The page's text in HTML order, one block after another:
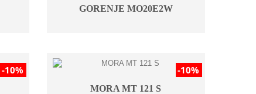
GORENJE MO20E2W
-10%
MORA MT 121 S
-10%